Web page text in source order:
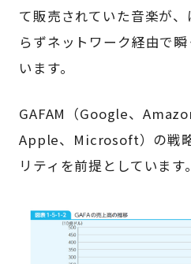
て販売されていた音楽が
らずネットワーク経由で
います。
GAFAM（Google、
Apple、Microsoft）の戦
リティを前提としています。